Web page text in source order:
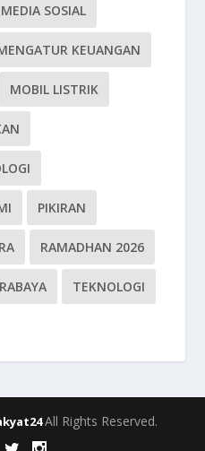
MEDIA SOSIAL
KEUANGAN
MOBIL LISTRIK
PIKIRAN
RAMADHAN 2026
TEKNOLOGI
All Rights Reserved.